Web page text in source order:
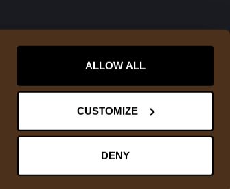
ALLOW ALL
CUSTOMIZE
DENY